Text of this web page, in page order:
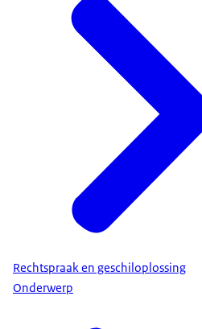
Rechtspraak en geschiloplossing
Onderwerp